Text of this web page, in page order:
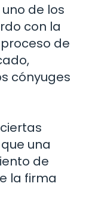
de los
con la
de
cónyuges
una
de
la firma